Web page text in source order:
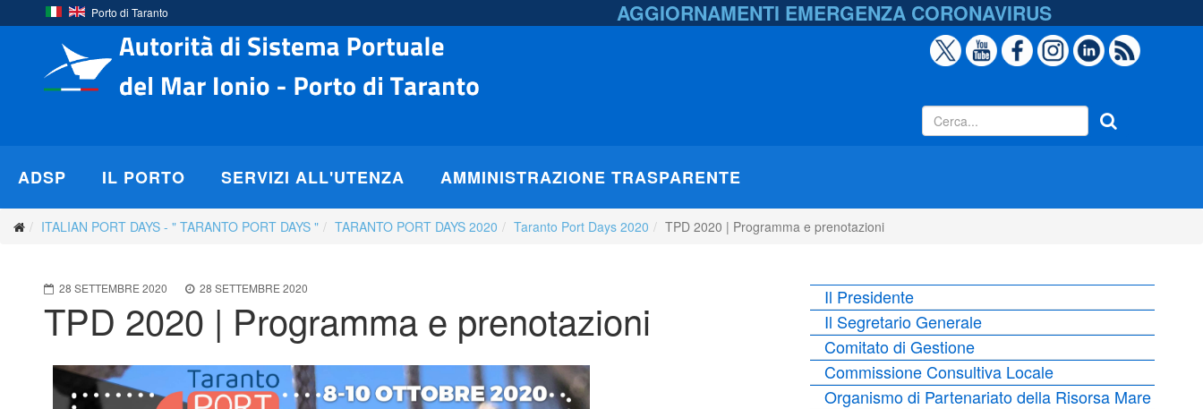
Porto di Taranto AGGIORNAMENTI EMERGENZA CORONAVIRUS
ADSP IL PORTO SERVIZI ALL'UTENZA AMMINISTRAZIONE TRASPARENTE
ITALIAN PORT DAYS - " TARANTO PORT DAYS " TARANTO PORT DAYS 2020 Taranto Port Days 2020 TPD 2020 | Programma e prenotazioni
28 SETTEMBRE 2020 28 SETTEMBRE 2020
TPD 2020 | Programma e prenotazioni
Il Presidente
Il Segretario Generale
Comitato di Gestione
Commissione Consultiva Locale
Organismo di Partenariato della Risorsa Mare